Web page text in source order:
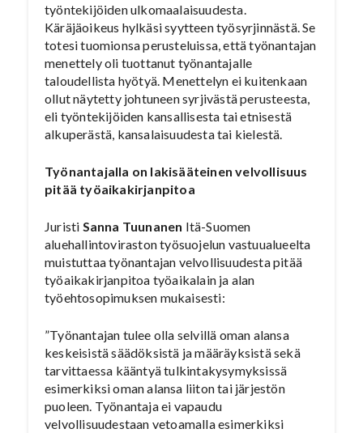
työntekijöiden ulkomaalaisuudesta.
Käräjäoikeus hylkäsi syytteen työsyrjinnästä. Se
totesi tuomionsa perusteluissa, että työnantajan
menettely oli tuottanut työnantajalle
taloudellista hyötyä. Menettelyn ei kuitenkaan
ollut näytetty johtuneen syrjivästä perusteesta,
eli työntekijöiden kansallisesta tai etnisestä
alkuperästä, kansalaisuudesta tai kielestä.
Työnantajalla on lakisääteinen velvollisuus
pitää työaikakirjanpitoa
Juristi Sanna Tuunanen Itä-Suomen
aluehallintoviraston työsuojelun vastuualueelta
muistuttaa työnantajan velvollisuudesta pitää
työaikakirjanpitoa työaikalain ja alan
työehtosopimuksen mukaisesti:
”Työnantajan tulee olla selvillä oman alansa
keskeisistä säädöksistä ja määräyksistä sekä
tarvittaessa kääntyä tulkintakysymyksissä
esimerkiksi oman alansa liiton tai järjestön
puoleen. Työnantaja ei vapaudu
velvollisuudestaan vetoamalla esimerkiksi